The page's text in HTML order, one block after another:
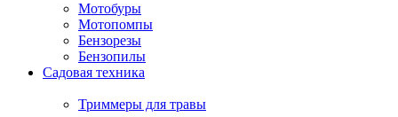
Мотобуры
Мотопомпы
Бензорезы
Бензопилы
Садовая техника
Триммеры для травы